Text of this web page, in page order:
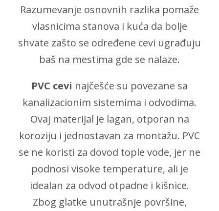
Razumevanje osnovnih razlika pomaže
vlasnicima stanova i kuća da bolje
shvate zašto se određene cevi ugrađuju
baš na mestima gde se nalaze.
PVC cevi najčešće su povezane sa
kanalizacionim sistemima i odvodima.
Ovaj materijal je lagan, otporan na
koroziju i jednostavan za montažu. PVC
se ne koristi za dovod tople vode, jer ne
podnosi visoke temperature, ali je
idealan za odvod otpadne i kišnice.
Zbog glatke unutrašnje površine,